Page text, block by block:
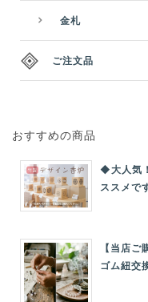
金札
ご注文品
おすすめの商品
◆大人気
ススメ
【当店
ゴム紐交